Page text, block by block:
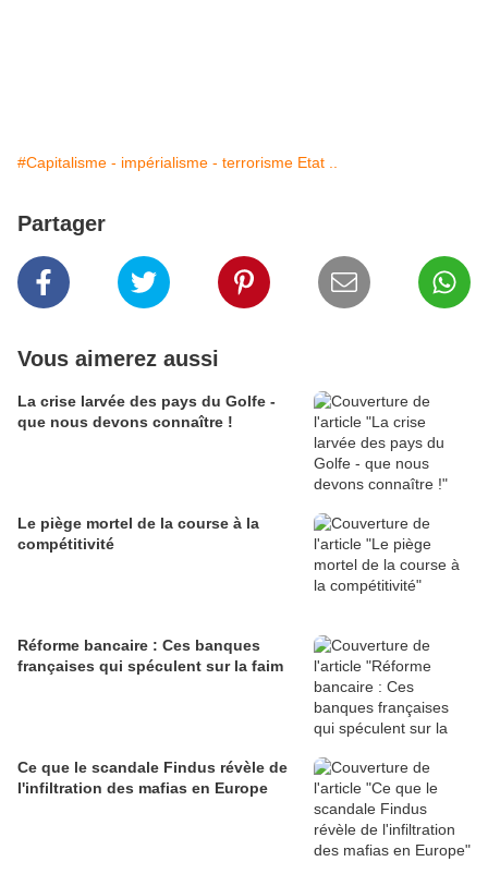
#Capitalisme - impérialisme - terrorisme Etat ..
Partager
Vous aimerez aussi
La crise larvée des pays du Golfe -
que nous devons connaître !
Le piège mortel de la course à la
compétitivité
Réforme bancaire : Ces banques
françaises qui spéculent sur la faim
Ce que le scandale Findus révèle de
l'infiltration des mafias en Europe